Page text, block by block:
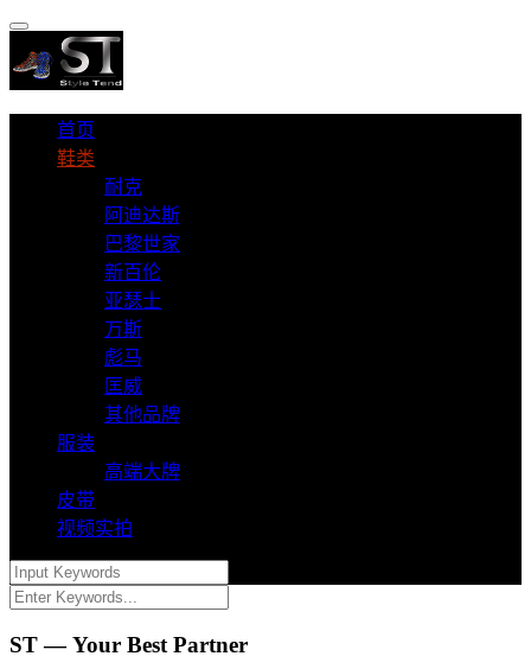
首页
鞋类
耐克
阿迪达斯
巴黎世家
新百伦
亚瑟士
万斯
彪马
匡威
其他品牌
服装
高端大牌
皮带
视频实拍
ST — Your Best Partner